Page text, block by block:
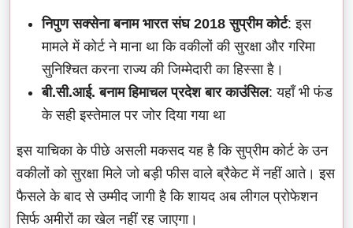
निपुण सक्सेना बनाम भारत संघ 2018 सुप्रीम कोर्ट: इस
मामले में कोर्ट ने माना था कि वकीलों की सुरक्षा और गरिमा
सुनिश्चित करना राज्य की जिम्मेदारी का हिस्सा है।
बी.सी.आई. बनाम हिमाचल प्रदेश बार काउंसिल: यहाँ भी फंड
के सही इस्तेमाल पर जोर दिया गया था
इस याचिका के पीछे असली मकसद यह है कि सुप्रीम कोर्ट के उन
वकीलों को सुरक्षा मिले जो बड़ी फीस वाले ब्रैकेट में नहीं आते। इस
फैसले के बाद से उम्मीद जागी है कि शायद अब लीगल प्रोफेशन
सिर्फ अमीरों का खेल नहीं रह जाएगा।